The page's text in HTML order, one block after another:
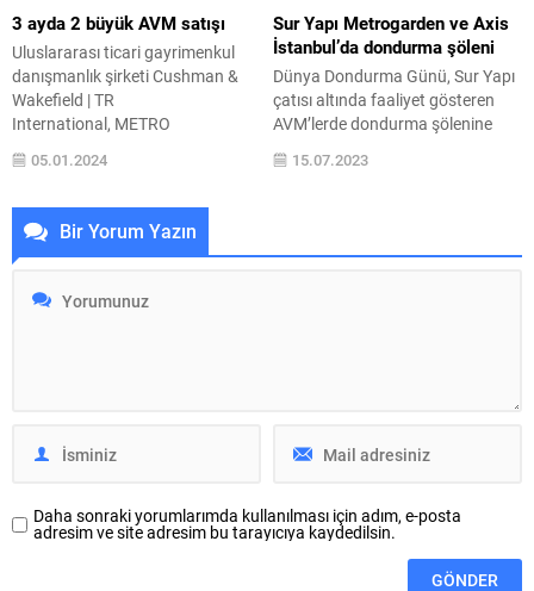
protokolü imzalandı. Bu proje,
AVM’lerin iklim dostu şekilde
yönetilmesine katkı sağlamayı
amaçlıyor....
18:00 arasında beş seans
olarak...
3 ayda 2 büyük AVM satışı
Uluslararası ticari gayrimenkul
danışmanlık şirketi Cushman &
Wakefield | TR
International, METRO
PROPERTIES ’in bölgesel
çeşitliliğin merkezi kabul edilen
ilk modern alışveriş
merkezlerinden biri olan M1
Konya AVM’deki paylarını ve bu
paylara tekabül eden toplam 61
bin 626 metrekarelik kiralanabilir
05.01.2024
Sur Yapı Metrogarden ve Axis
İstanbul’da dondurma şöleni
Dünya Dondurma Günü, Sur Yapı
çatısı altında faaliyet gösteren
AVM’lerde dondurma şölenine
dönüşüyor. Sur Yapı
Metrogarden, 16 Temmuz’da
15.07.2023
Bir Yorum Yazın
Daha sonraki yorumlarımda kullanılması için adım, e-posta
adresim ve site adresim bu tarayıcıya kaydedilsin.